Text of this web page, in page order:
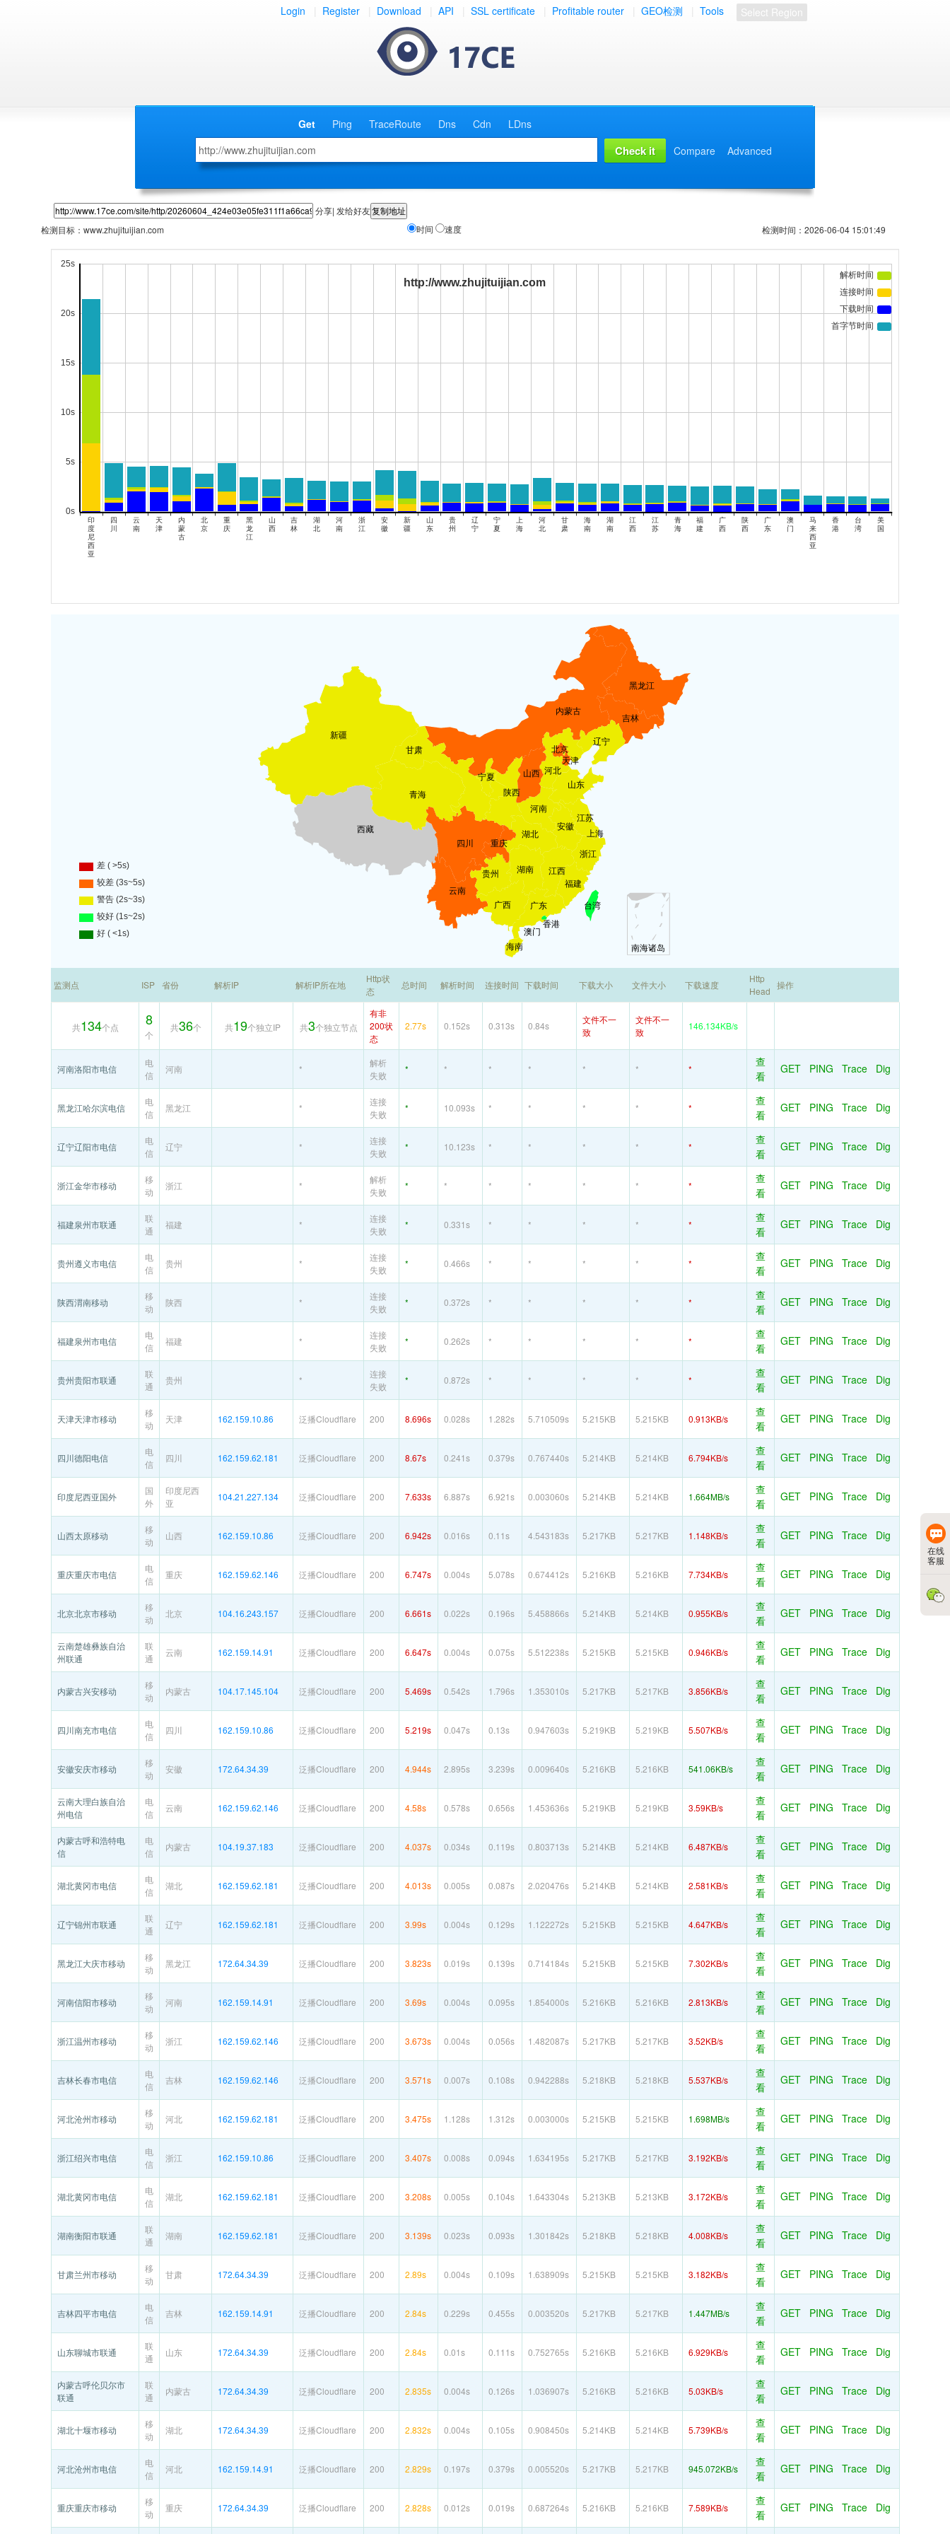
Login Register Download API SSL certificate Profitable router GEO检测 Tools Select Region
Get Ping TraceRoute Dns Cdn
LDns
Compare
Advanced
分享| 发给好友
检测目标： www.zhujituijian.com 时间 速度 检测时间：2026-06-04 15:01:49
监测点 ISP 省份 解析IP 解析IP所在地
Http状
态
总时间 解析时间 连接时间 下载时间 下载大小 文件大小 下载速度
Http
Head
操作
共134个点 8
个
共36个 共19个独立IP 共3个独立节点
有非
200状
态
2.77s 0.152s 0.313s 0.84s
文件不一
致
文件不一
致
146.134KB/s
河南洛阳市电信
电
信
河南 *
解析
失败
* * * * * * *
查
看
GET PING Trace Dig
黑龙江哈尔滨电信
电
信
黑龙江 *
连接
失败
* 10.093s * * * * *
查
看
GET PING Trace Dig
辽宁辽阳市电信
电
信
辽宁 *
连接
失败
* 10.123s * * * * *
查
看
GET PING Trace Dig
浙江金华市移动
移
动
浙江 *
解析
失败
* * * * * * *
查
看
GET PING Trace Dig
福建泉州市联通
联
通
福建 *
连接
失败
* 0.331s * * * * *
查
看
GET PING Trace Dig
贵州遵义市电信
电
信
贵州 *
连接
失败
* 0.466s * * * * *
查
看
GET PING Trace Dig
陕西渭南移动
移
动
陕西 *
连接
失败
* 0.372s * * * * *
查
看
GET PING Trace Dig
福建泉州市电信
电
信
福建 *
连接
失败
* 0.262s * * * * *
查
看
GET PING Trace Dig
贵州贵阳市联通
联
通
贵州 *
连接
失败
* 0.872s * * * * *
查
看
GET PING Trace Dig
天津天津市移动
移
动
天津 162.159.10.86 泛播Cloudflare 200 8.696s 0.028s 1.282s 5.710509s 5.215KB 5.215KB 0.913KB/s
查
看
GET PING Trace Dig
四川德阳电信
电
信
四川 162.159.62.181 泛播Cloudflare 200 8.67s 0.241s 0.379s 0.767440s 5.214KB 5.214KB 6.794KB/s
查
看
GET PING Trace Dig
印度尼西亚国外
国
外
印度尼西
亚
104.21.227.134 泛播Cloudflare 200 7.633s 6.887s 6.921s 0.003060s 5.214KB 5.214KB 1.664MB/s
查
看
GET PING Trace Dig
山西太原移动
移
动
山西 162.159.10.86 泛播Cloudflare 200 6.942s 0.016s 0.11s 4.543183s 5.217KB 5.217KB 1.148KB/s
查
看
GET PING Trace Dig
重庆重庆市电信
电
信
重庆 162.159.62.146 泛播Cloudflare 200 6.747s 0.004s 5.078s 0.674412s 5.216KB 5.216KB 7.734KB/s
查
看
GET PING Trace Dig
北京北京市移动
移
动
北京 104.16.243.157 泛播Cloudflare 200 6.661s 0.022s 0.196s 5.458866s 5.214KB 5.214KB 0.955KB/s
查
看
GET PING Trace Dig
云南楚雄彝族自治
州联通
联
通
云南 162.159.14.91 泛播Cloudflare 200 6.647s 0.004s 0.075s 5.512238s 5.215KB 5.215KB 0.946KB/s
查
看
GET PING Trace Dig
内蒙古兴安移动
移
动
内蒙古 104.17.145.104 泛播Cloudflare 200 5.469s 0.542s 1.796s 1.353010s 5.217KB 5.217KB 3.856KB/s
查
看
GET PING Trace Dig
四川南充市电信
电
信
四川 162.159.10.86 泛播Cloudflare 200 5.219s 0.047s 0.13s 0.947603s 5.219KB 5.219KB 5.507KB/s
查
看
GET PING Trace Dig
安徽安庆市移动
移
动
安徽 172.64.34.39 泛播Cloudflare 200 4.944s 2.895s 3.239s 0.009640s 5.216KB 5.216KB 541.06KB/s
查
看
GET PING Trace Dig
云南大理白族自治
州电信
电
信
云南 162.159.62.146 泛播Cloudflare 200 4.58s 0.578s 0.656s 1.453636s 5.219KB 5.219KB 3.59KB/s
查
看
GET PING Trace Dig
内蒙古呼和浩特电
信
电
信
内蒙古 104.19.37.183 泛播Cloudflare 200 4.037s 0.034s 0.119s 0.803713s 5.214KB 5.214KB 6.487KB/s
查
看
GET PING Trace Dig
湖北黄冈市电信
电
信
湖北 162.159.62.181 泛播Cloudflare 200 4.013s 0.005s 0.087s 2.020476s 5.214KB 5.214KB 2.581KB/s
查
看
GET PING Trace Dig
辽宁锦州市联通
联
通
辽宁 162.159.62.181 泛播Cloudflare 200 3.99s 0.004s 0.129s 1.122272s 5.215KB 5.215KB 4.647KB/s
查
看
GET PING Trace Dig
黑龙江大庆市移动
移
动
黑龙江 172.64.34.39 泛播Cloudflare 200 3.823s 0.019s 0.139s 0.714184s 5.215KB 5.215KB 7.302KB/s
查
看
GET PING Trace Dig
河南信阳市移动
移
动
河南 162.159.14.91 泛播Cloudflare 200 3.69s 0.004s 0.095s 1.854000s 5.216KB 5.216KB 2.813KB/s
查
看
GET PING Trace Dig
浙江温州市移动
移
动
浙江 162.159.62.146 泛播Cloudflare 200 3.673s 0.004s 0.056s 1.482087s 5.217KB 5.217KB 3.52KB/s
查
看
GET PING Trace Dig
吉林长春市电信
电
信
吉林 162.159.62.146 泛播Cloudflare 200 3.571s 0.007s 0.108s 0.942288s 5.218KB 5.218KB 5.537KB/s
查
看
GET PING Trace Dig
河北沧州市移动
移
动
河北 162.159.62.181 泛播Cloudflare 200 3.475s 1.128s 1.312s 0.003000s 5.215KB 5.215KB 1.698MB/s
查
看
GET PING Trace Dig
浙江绍兴市电信
电
信
浙江 162.159.10.86 泛播Cloudflare 200 3.407s 0.008s 0.094s 1.634195s 5.217KB 5.217KB 3.192KB/s
查
看
GET PING Trace Dig
湖北黄冈市电信
电
信
湖北 162.159.62.181 泛播Cloudflare 200 3.208s 0.005s 0.104s 1.643304s 5.213KB 5.213KB 3.172KB/s
查
看
GET PING Trace Dig
湖南衡阳市联通
联
通
湖南 162.159.62.181 泛播Cloudflare 200 3.139s 0.023s 0.093s 1.301842s 5.218KB 5.218KB 4.008KB/s
查
看
GET PING Trace Dig
甘肃兰州市移动
移
动
甘肃 172.64.34.39 泛播Cloudflare 200 2.89s 0.004s 0.109s 1.638909s 5.215KB 5.215KB 3.182KB/s
查
看
GET PING Trace Dig
吉林四平市电信
电
信
吉林 162.159.14.91 泛播Cloudflare 200 2.84s 0.229s 0.455s 0.003520s 5.217KB 5.217KB 1.447MB/s
查
看
GET PING Trace Dig
山东聊城市联通
联
通
山东 172.64.34.39 泛播Cloudflare 200 2.84s 0.01s 0.111s 0.752765s 5.216KB 5.216KB 6.929KB/s
查
看
GET PING Trace Dig
内蒙古呼伦贝尔市
联通
联
通
内蒙古 172.64.34.39 泛播Cloudflare 200 2.835s 0.004s 0.126s 1.036907s 5.216KB 5.216KB 5.03KB/s
查
看
GET PING Trace Dig
湖北十堰市移动
移
动
湖北 172.64.34.39 泛播Cloudflare 200 2.832s 0.004s 0.105s 0.908450s 5.214KB 5.214KB 5.739KB/s
查
看
GET PING Trace Dig
河北沧州市电信
电
信
河北 162.159.14.91 泛播Cloudflare 200 2.829s 0.197s 0.379s 0.005520s 5.217KB 5.217KB 945.072KB/s
查
看
GET PING Trace Dig
重庆重庆市移动
移
动
重庆 172.64.34.39 泛播Cloudflare 200 2.828s 0.012s 0.019s 0.687264s 5.216KB 5.216KB 7.589KB/s
查
看
GET PING Trace Dig
在线
客服